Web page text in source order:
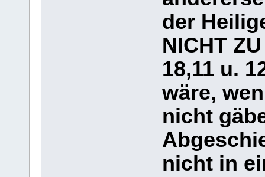
der
NICHT
18,11 u.
wäre,
nicht
nicht in